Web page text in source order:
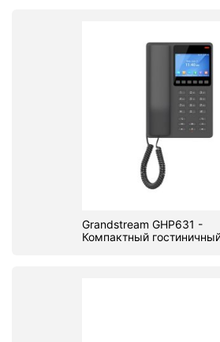
Grandstream GHP631 -
Компактный